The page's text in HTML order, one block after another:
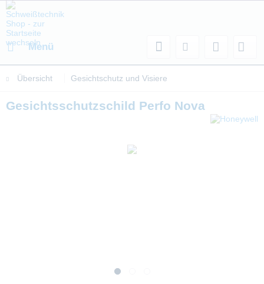
Menü
Übersicht Gesichtschutz und Visiere
Gesichtsschutzschild Perfo Nova